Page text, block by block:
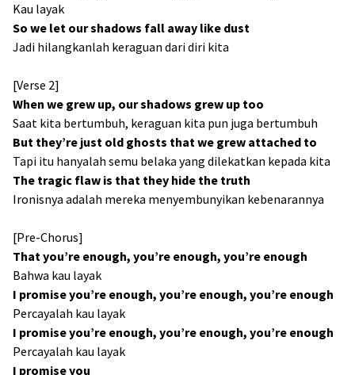
Kau layak
So we let our shadows fall away like dust
Jadi hilangkanlah keraguan dari diri kita
[Verse 2]
When we grew up, our shadows grew up too
Saat kita bertumbuh, keraguan kita pun juga bertumbuh
But they’re just old ghosts that we grew attached to
Tapi itu hanyalah semu belaka yang dilekatkan kepada kita
The tragic flaw is that they hide the truth
Ironisnya adalah mereka menyembunyikan kebenarannya
[Pre-Chorus]
That you’re enough, you’re enough, you’re enough
Bahwa kau layak
I promise you’re enough, you’re enough, you’re enough
Percayalah kau layak
I promise you’re enough, you’re enough, you’re enough
Percayalah kau layak
I promise you